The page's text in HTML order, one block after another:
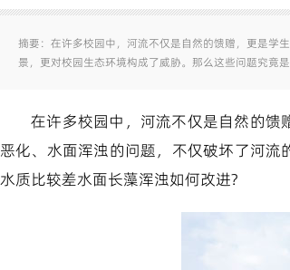
摘要：在许多校园中，河流不仅是自然的馈赠，更是学
景，更对校园生态环境构成了威胁。那么这些问题究
在许多校园中，河流不仅是自然的
恶化、水面浑浊的问题，不仅破坏了河
水质比较差水面长藻浑浊如何改进?